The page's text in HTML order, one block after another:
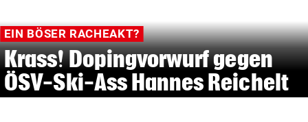
EIN BÖSER RACHEAKT?
Krass! Dopingvorwurf gegen
ÖSV-Ski-Ass Hannes Reichelt